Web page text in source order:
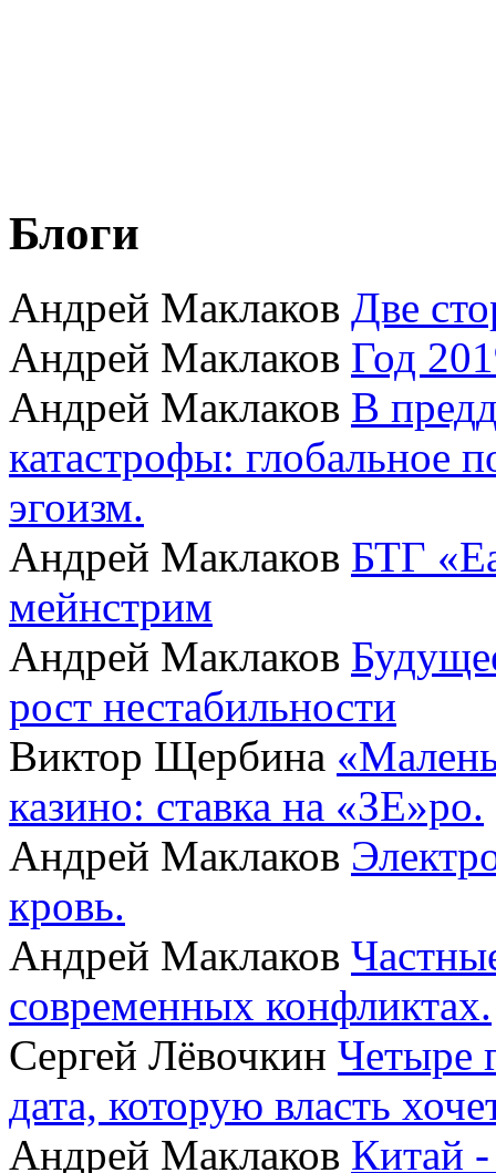
Блоги
Андрей Маклаков Две
Андрей Маклаков Год
Андрей Маклаков В
катастрофы: глобальное
эгоизм.
Андрей Маклаков БТГ
мейнстрим
Андрей Маклаков
рост нестабильности
Виктор Щербина
казино: ставка на «ЗЕ»ро.
Андрей Маклаков
кровь.
Андрей Маклаков
современных конфликтах.
Сергей Лёвочкин Четыре
дата, которую власть
Андрей Маклаков Китай